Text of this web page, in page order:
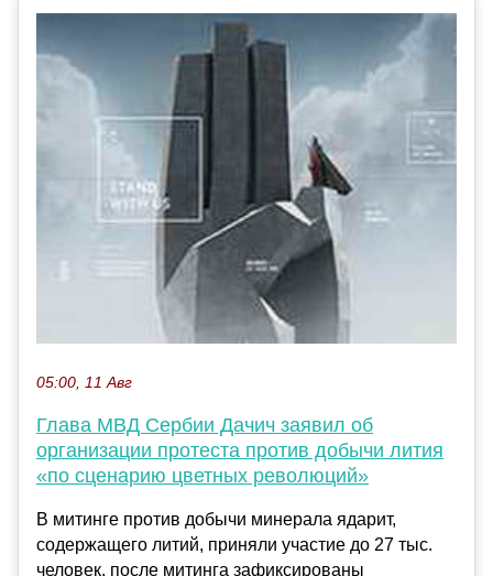
05:00, 11 Авг
Глава МВД Сербии Дачич заявил об
организации протеста против добычи лития
«по сценарию цветных революций»
В митинге против добычи минерала ядарит,
содержащего литий, приняли участие до 27 тыс.
человек, после митинга зафиксированы